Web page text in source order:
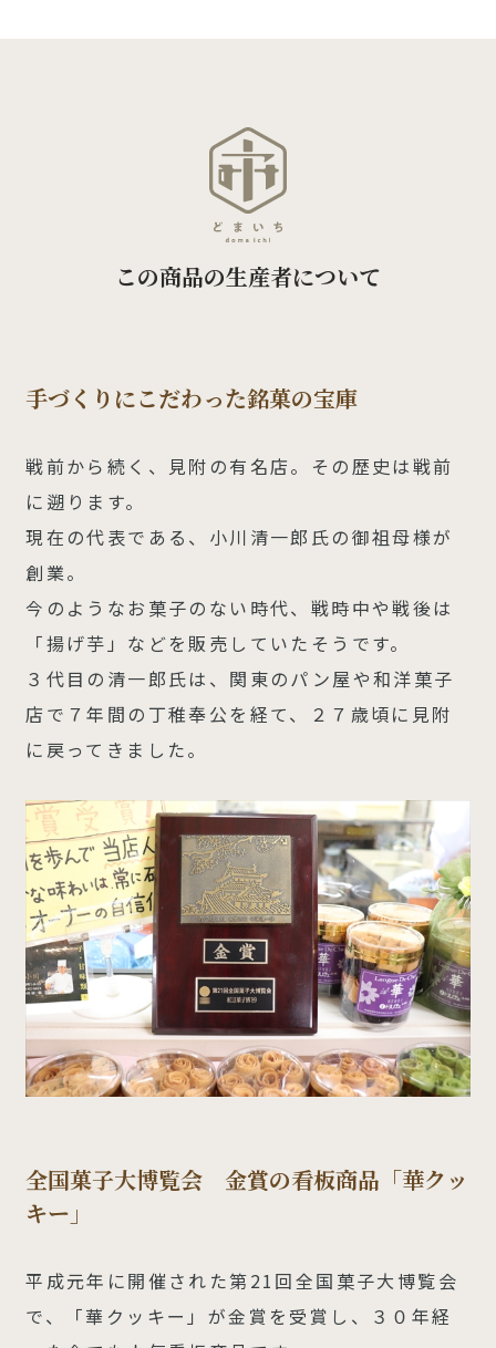
この商品の生産者について
手づくりにこだわった銘菓の宝庫
戦前から続く、見附の有名店。その歴史は戦前
に遡ります。
現在の代表である、小川清一郎氏の御祖母様が
創業。
今のようなお菓子のない時代、戦時中や戦後は
「揚げ芋」などを販売していたそうです。
３代目の清一郎氏は、関東のパン屋や和洋菓子
店で７年間の丁稚奉公を経て、２７歳頃に見附
に戻ってきました。
全国菓子大博覧会 金賞の看板商品「華クッ
キー」
平成元年に開催された第21回全国菓子大博覧会
で、「華クッキー」が金賞を受賞し、３０年経